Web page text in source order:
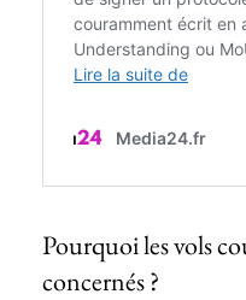
Pourquoi les vols
concernés ?